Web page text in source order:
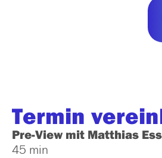
Termin
Pre-View mit Matthias
45 min